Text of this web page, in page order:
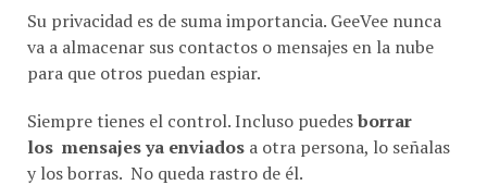
Su privacidad es de suma importancia. GeeVee nunca
va a almacenar sus contactos o mensajes en la nube
para que otros puedan espiar.
Siempre tienes el control. Incluso puedes borrar
los mensajes ya enviados a otra persona, lo señalas
y los borras. No queda rastro de él.